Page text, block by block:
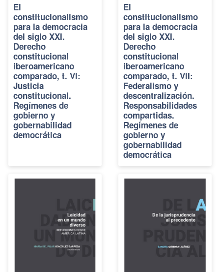
El
constitucionalismo
para la democracia
del siglo XXI.
Derecho
constitucional
iberoamericano
comparado, t. VI:
Justicia
constitucional.
Regímenes de
gobierno y
gobernabilidad
democrática
El
constitucionalismo
para la democracia
del siglo XXI.
Derecho
constitucional
iberoamericano
comparado, t. VII:
Federalismo y
descentralización.
Responsabilidades
compartidas.
Regímenes de
gobierno y
gobernabilidad
democrática